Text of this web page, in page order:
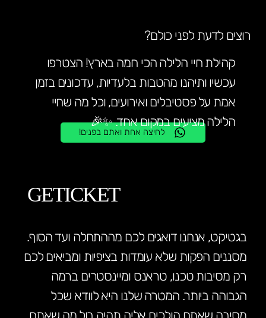
לחיצה אחת ואתם בפנים!
קהילת חיי הלילה הכי חמה בארץ! הצטרפו
עכשיו ותיהנו מהטבות בלעדיות, עדכונים בזמן
אמת על פסטיבלים ואירועים, וכל מה שחיי
הלילה מציעים במקום אחד. ✨🎉
רוצים לדעת לפני כולם?
GETICKET
בגטיקט, אנחנו דואגים לכם מההתחלה ועד הסוף.
מסננים הפקות שלא עומדות בציפיות ומביאים לכם
רק מסיבות טכנו, טראנס ומיינסטרים ברמה
הגבוהה ביותר. המטרה שלנו היא לוודא שכל